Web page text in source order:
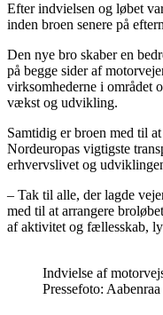
Efter indvielsen og løbet
inden broen senere på
Den nye bro skaber en
på begge sider af
virksomhederne i området
vækst og udvikling.
Samtidig er broen med til
Nordeuropas vigtigste
erhvervslivet og
– Tak til alle, der lagde
med til at arrangere
af aktivitet og fællesskab,
Indvielse af
Pressefoto: